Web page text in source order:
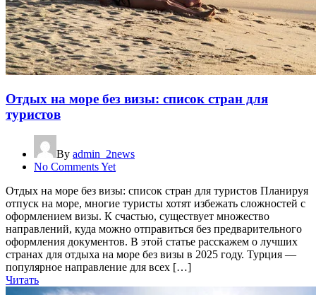
Отдых на море без визы: список стран для
туристов
By admin_2news
No Comments Yet
Отдых на море без визы: список стран для туристов Планируя
отпуск на море, многие туристы хотят избежать сложностей с
оформлением визы. К счастью, существует множество
направлений, куда можно отправиться без предварительного
оформления документов. В этой статье расскажем о лучших
странах для отдыха на море без визы в 2025 году. Турция —
популярное направление для всех […]
Читать